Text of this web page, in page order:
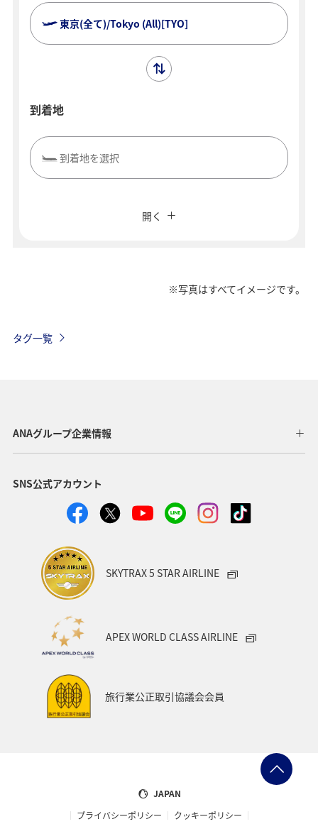
東京(全て)/Tokyo (All)[TYO]
到着地
到着地を選択
経由地および乗り継ぎ所要時間を追加する
復路出発日および時間帯
日付を選択
時間帯指定なし
経由地および乗り継ぎ所要時間を追加する
1人
プロモーションコードについて
前後3日の運賃を検索
往復で異なるクラスで検索
開く
※写真はすべてイメージです。
タグ一覧
ANAグループ企業情報
SNS公式アカウント
SKYTRAX 5 STAR AIRLINE
APEX WORLD CLASS AIRLINE
旅行業公正取引協議会会員
JAPAN
プライバシーポリシー
クッキーポリシー